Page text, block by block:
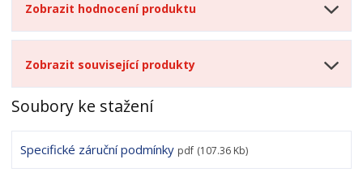
Zobrazit hodnocení produktu
Zobrazit související produkty
Soubory ke stažení
Specifické záruční podmínky pdf (107.36 Kb)